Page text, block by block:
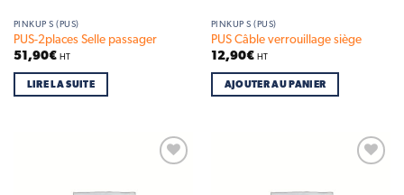
PINKUP S (PUS)
PUS-2places Selle passager
51,90€ HT
LIRE LA SUITE
PINKUP S (PUS)
PUS Câble verrouillage siège
12,90€ HT
AJOUTER AU PANIER